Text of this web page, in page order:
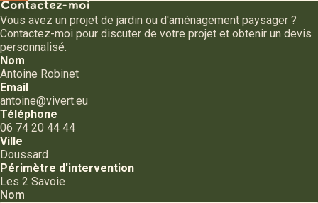
Contactez-moi
Vous avez un projet de jardin ou d'aménagement paysager ?
Contactez-moi pour discuter de votre projet et obtenir un devis
personnalisé.
Nom
Antoine Robinet
Email
antoine@vivert.eu
Téléphone
06 74 20 44 44
Ville
Doussard
Périmètre d'intervention
Les 2 Savoie
Nom